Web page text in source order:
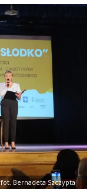
fot. Bernadeta Szczypta